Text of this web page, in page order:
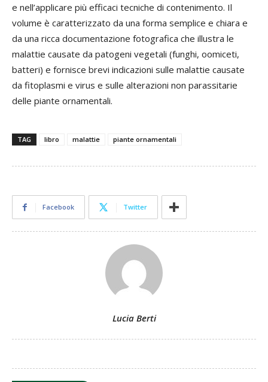
e nell’applicare più efficaci tecniche di contenimento. Il
volume è caratterizzato da una forma semplice e chiara e
da una ricca documentazione fotografica che illustra le
malattie causate da patogeni vegetali (funghi, oomiceti,
batteri) e fornisce brevi indicazioni sulle malattie causate
da fitoplasmi e virus e sulle alterazioni non parassitarie
delle piante ornamentali.
TAG libro malattie piante ornamentali
Facebook Twitter
Lucia Berti